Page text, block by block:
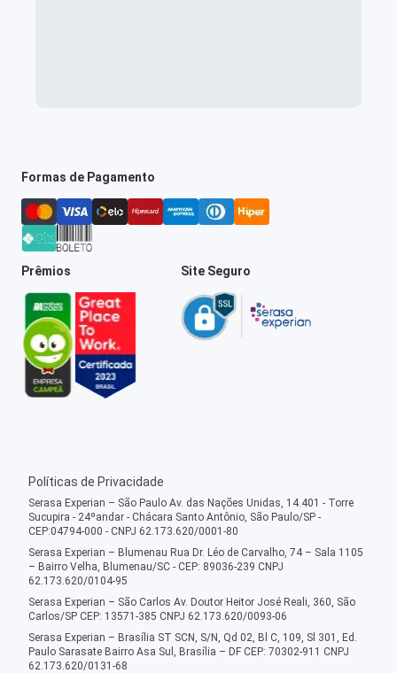
Formas de Pagamento
Prêmios Site Seguro
Políticas de Privacidade
Serasa Experian – São Paulo Av. das Nações Unidas, 14.401 - Torre
Sucupira - 24ºandar - Chácara Santo Antônio, São Paulo/SP -
CEP:04794-000 - CNPJ 62.173.620/0001-80
Serasa Experian – Blumenau Rua Dr. Léo de Carvalho, 74 – Sala 1105
– Bairro Velha, Blumenau/SC - CEP: 89036-239 CNPJ
62.173.620/0104-95
Serasa Experian – São Carlos Av. Doutor Heitor José Reali, 360, São
Carlos/SP CEP: 13571-385 CNPJ 62.173.620/0093-06
Serasa Experian – Brasília ST SCN, S/N, Qd 02, Bl C, 109, Sl 301, Ed.
Paulo Sarasate Bairro Asa Sul, Brasília – DF CEP: 70302-911 CNPJ
62.173.620/0131-68